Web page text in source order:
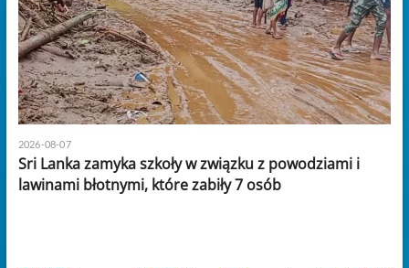
2026-08-07
Sri Lanka zamyka szkoły w związku z powodziami i
lawinami błotnymi, które zabiły 7 osób